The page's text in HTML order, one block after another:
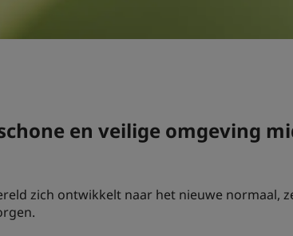
en veilige omgeving
zich ontwikkelt naar het nieuwe normaal,